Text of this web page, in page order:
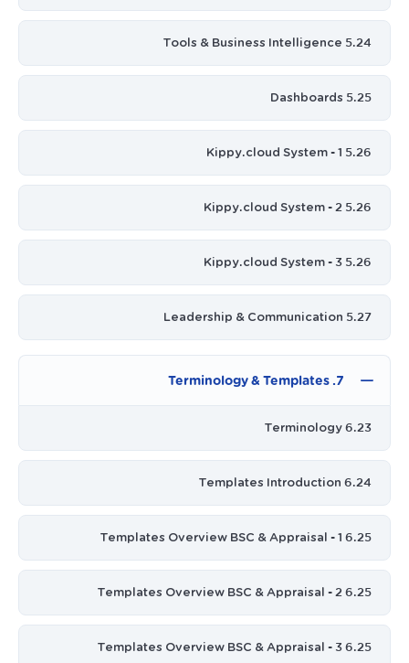
5.24 Tools & Business Intelligence
5.25 Dashboards
5.26 Kippy.cloud System - 1
5.26 Kippy.cloud System - 2
5.26 Kippy.cloud System - 3
5.27 Leadership & Communication
7. Terminology & Templates
6.23 Terminology
6.24 Templates Introduction
6.25 Templates Overview BSC & Appraisal - 1
6.25 Templates Overview BSC & Appraisal - 2
6.25 Templates Overview BSC & Appraisal - 3